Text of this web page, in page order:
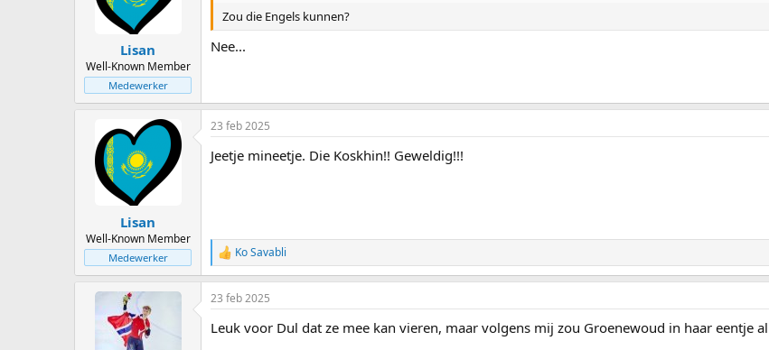
n
s
:
Lisan
Well-Known Member
Medewerker
Zou die Engels kunnen?
Nee...
Lisan
Well-Known Member
Medewerker
23 feb 2025
Jeetje mineetje. Die Koskhin!! Geweldig!!!
R
e
a
c
i
Ko Savabli
23 feb 2025
Leuk voor Dul dat ze mee kan vieren, maar volgens mij zou Groenewoud in haar eentje